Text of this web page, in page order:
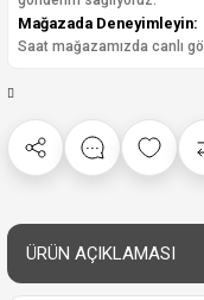
Mağazada Deneyimleyin:
Saat mağazamızda canlı
ÜRÜN AÇIKLAMASI